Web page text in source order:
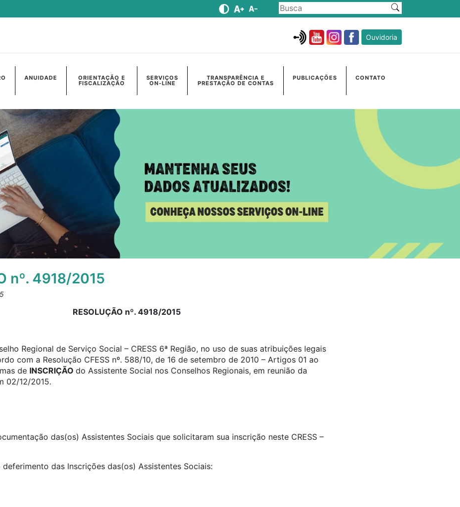
Ouvidoria
ANUIDADE ORIENTAÇÃO E
FISCALIZAÇÃO
SERVIÇOS
ON-LINE
TRANSPARÊNCIA E
PRESTAÇÃO DE CONTAS
PUBLICAÇÕES CONTATO
nº. 4918/2015
RESOLUÇÃO nº. 4918/2015
Regional de Serviço Social – CRESS 6ª Região, no uso de suas atribuições legais
com a Resolução CFESS nº. 588/10, de 16 de setembro de 2010 – Artigos 01 ao
de INSCRIÇÃO do Assistente Social nos Conselhos Regionais, em reunião da
02/12/2015.
das(os) Assistentes Sociais que solicitaram sua inscrição neste CRESS –
das Inscrições das(os) Assistentes Sociais: